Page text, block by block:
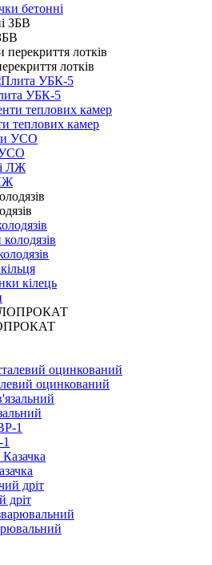
бетонні
лотків
УБК-5
теплових камер
УСО
кілець
оцинкований
дріт